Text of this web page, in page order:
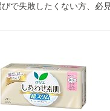
で失敗したくない方、必見